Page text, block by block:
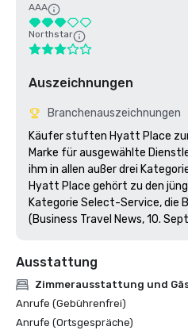
AAA
Northstar
Auszeichnungen
Branchenauszeichnungen
Käufer stuften Hyatt Place
Marke für ausgewählte
ihm in allen außer drei
Hyatt Place gehört zu den
Kategorie Select-Service, die
(Business Travel News, 10.
Ausstattung
Zimmerausstattung und
Anrufe (Gebührenfrei)
Anrufe (Ortsgespräche)